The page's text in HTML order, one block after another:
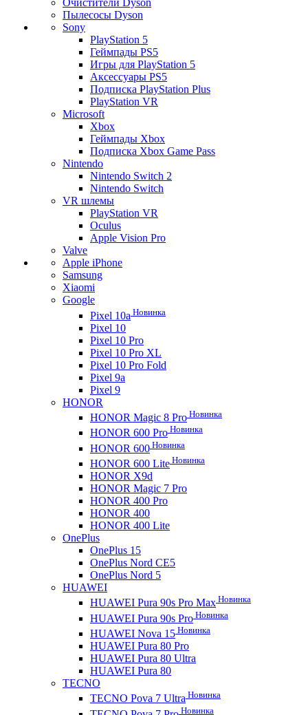
Очистители Dyson
Пылесосы Dyson
Sony
PlayStation 5
Геймпады PS5
Игры для PlayStation 5
Аксессуары PS5
Подписка PlayStation Plus
PlayStation VR
Microsoft
Xbox
Геймпады Xbox
Подписка Xbox Game Pass
Nintendo
Nintendo Switch 2
Nintendo Switch
VR шлемы
PlayStation VR
Oculus
Apple Vision Pro
Valve
Apple iPhone
Samsung
Xiaomi
Google
Pixel 10a Новинка
Pixel 10
Pixel 10 Pro
Pixel 10 Pro XL
Pixel 10 Pro Fold
Pixel 9a
Pixel 9
HONOR
HONOR Magic 8 Pro Новинка
HONOR 600 Pro Новинка
HONOR 600 Новинка
HONOR 600 Lite Новинка
HONOR X9d
HONOR Magic 7 Pro
HONOR 400 Pro
HONOR 400
HONOR 400 Lite
OnePlus
OnePlus 15
OnePlus Nord CE5
OnePlus Nord 5
HUAWEI
HUAWEI Pura 90s Pro Max Новинка
HUAWEI Pura 90s Pro Новинка
HUAWEI Nova 15 Новинка
HUAWEI Pura 80 Pro
HUAWEI Pura 80 Ultra
HUAWEI Pura 80
TECNO
TECNO Pova 7 Ultra Новинка
Новинка